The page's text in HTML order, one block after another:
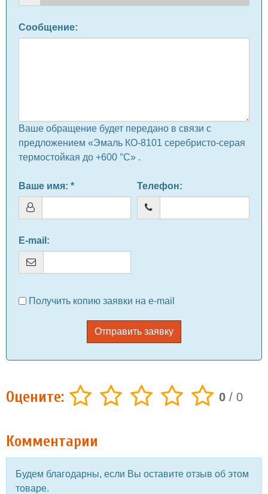
Сообщение:
Ваше обращение будет передано в связи с
предложением «Эмаль КО-8101 серебристо-серая
термостойкая до +600 °C» .
Ваше имя: * Телефон:
E-mail :
Получить копию заявки на e-mail
Отправить заявку
Оцените: 0 / 0
Комментарии
Будем благодарны, если Вы оставите отзыв об этом
товаре.